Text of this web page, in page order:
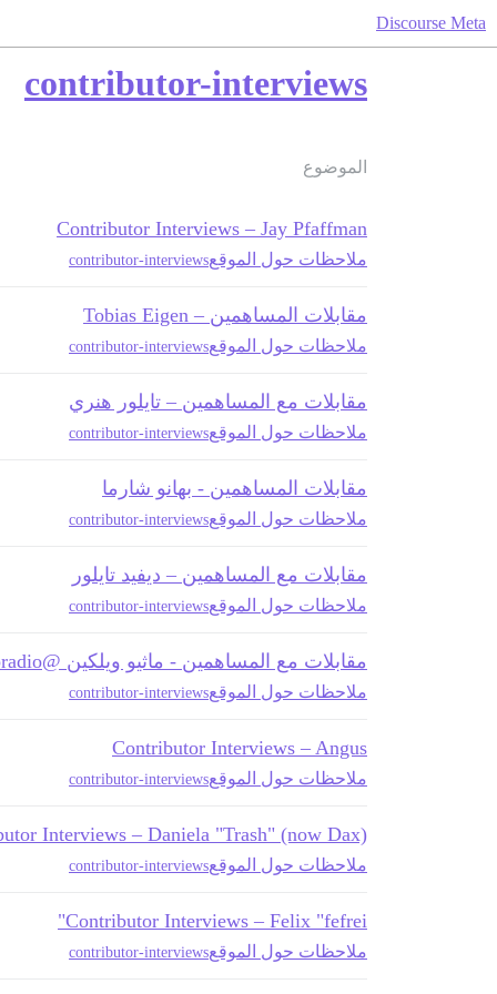
Discourse Meta
contributor-interviews
الموضوع
Contributor Interviews – Jay Pfaffman
ملاحظات حول الموقعcontributor-interviews
مقابلات المساهمين – Tobias Eigen
ملاحظات حول الموقعcontributor-interviews
مقابلات مع المساهمين – تايلور هنري
ملاحظات حول الموقعcontributor-interviews
مقابلات المساهمين - بهانو شارما
ملاحظات حول الموقعcontributor-interviews
مقابلات مع المساهمين – ديفيد تايلور
ملاحظات حول الموقعcontributor-interviews
مقابلات مع المساهمين - ماثيو ويلكين @cpradio
ملاحظات حول الموقعcontributor-interviews
Contributor Interviews – Angus
ملاحظات حول الموقعcontributor-interviews
Interviews – Daniela "Trash" (now Dax)
ملاحظات حول الموقعcontributor-interviews
Contributor Interviews – Felix "fefrei"
ملاحظات حول الموقعcontributor-interviews